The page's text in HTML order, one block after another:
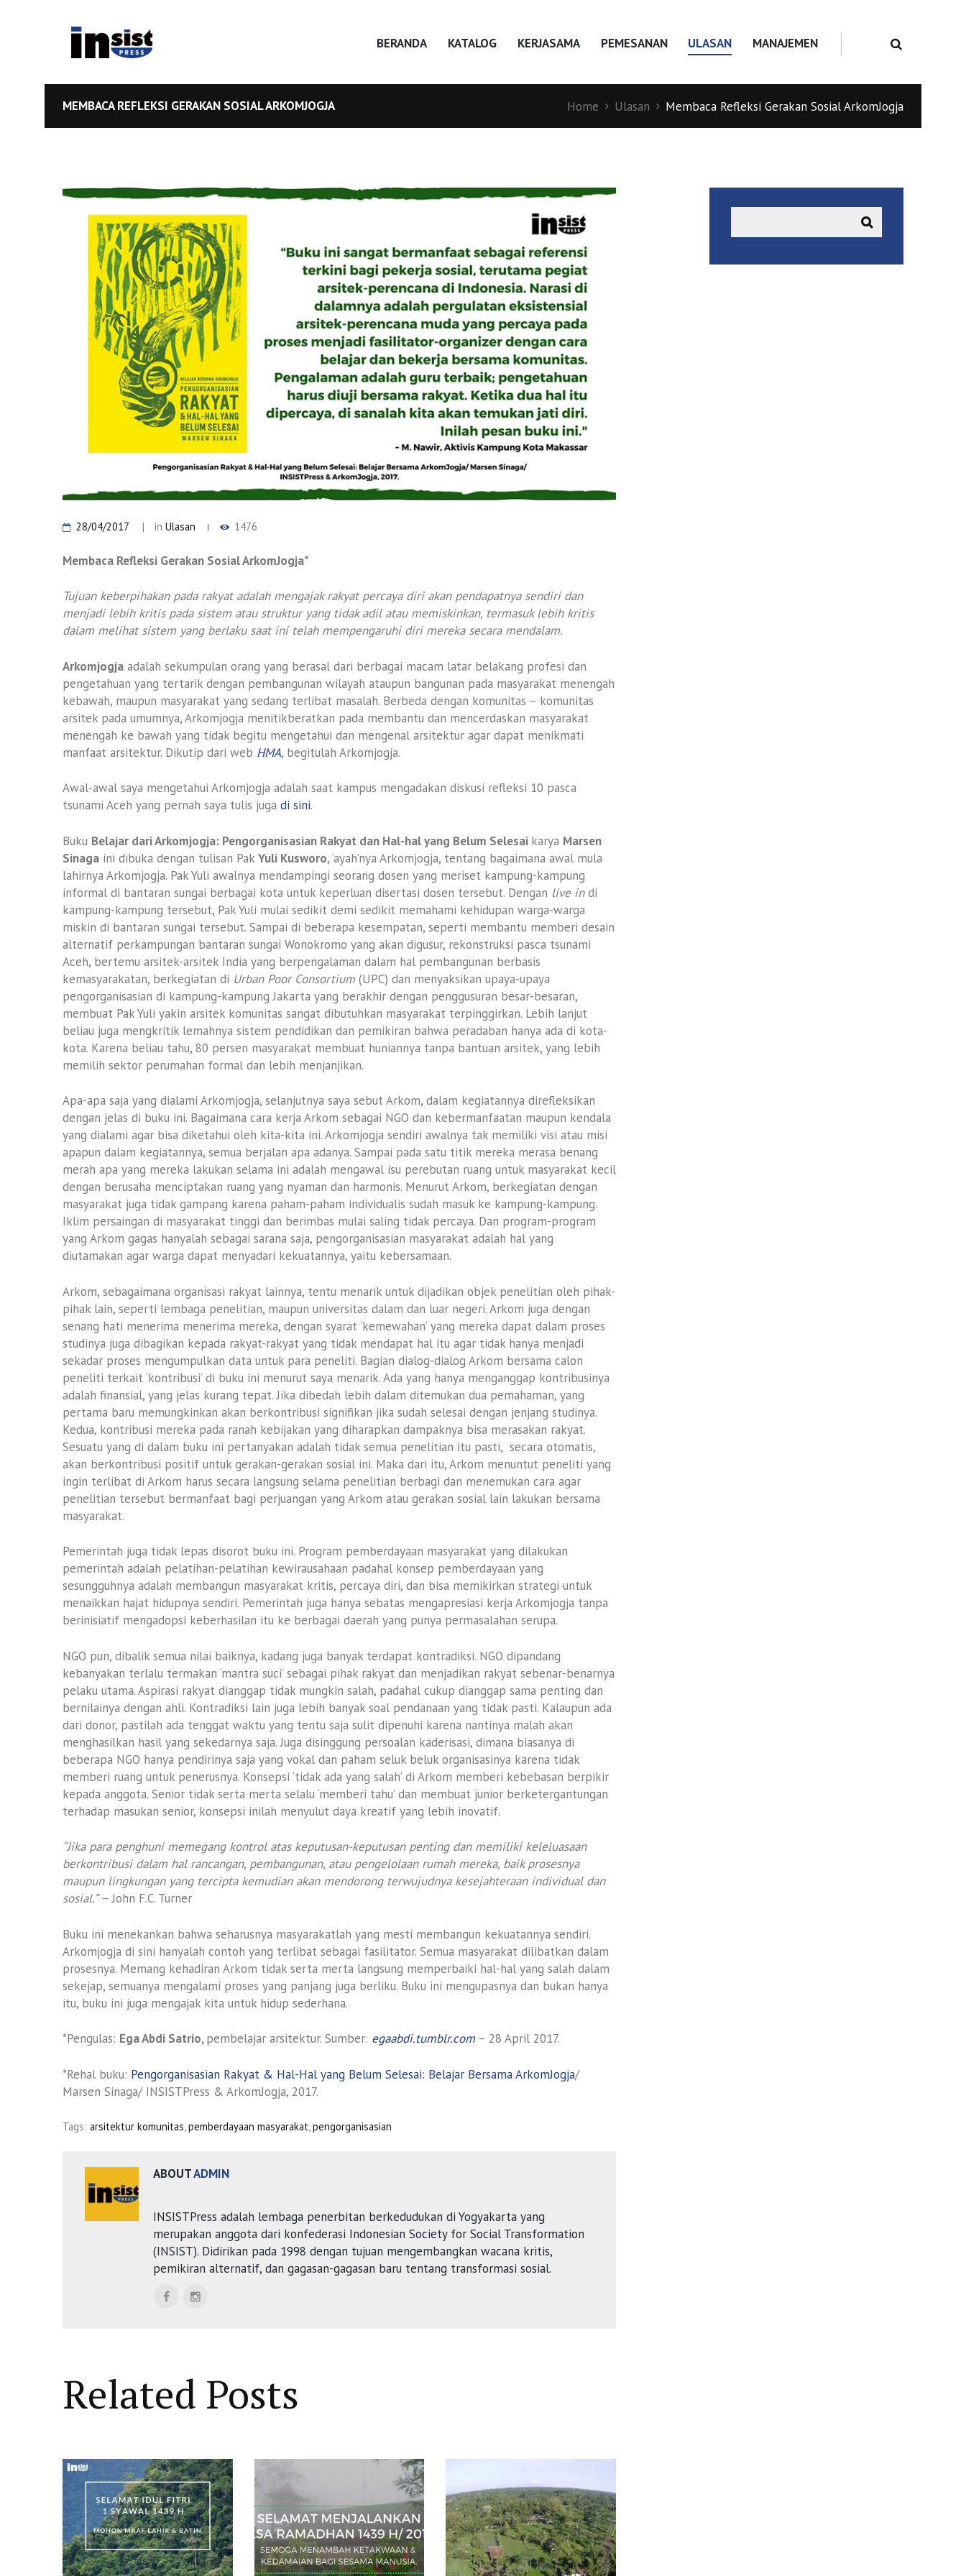
BERANDA KATALOG KERJASAMA PEMESANAN ULASAN MANAJEMEN
MEMBACA REFLEKSI GERAKAN SOSIAL ARKOMJOGJA Home Ulasan Membaca Refleksi Gerakan Sosial ArkomJogja
28/04/2017 inUlasan 1476
Membaca Refleksi Gerakan Sosial ArkomJogja*
Tujuan keberpihakan pada rakyat adalah mengajak rakyat percaya diri akan pendapatnya sendiri dan
menjadi lebih kritis pada sistem atau struktur yang tidak adil atau memiskinkan, termasuk lebih kritis
dalam melihat sistem yang berlaku saat ini telah mempengaruhi diri mereka secara mendalam.
Arkomjogja adalah sekumpulan orang yang berasal dari berbagai macam latar belakang profesi dan
pengetahuan yang tertarik dengan pembangunan wilayah ataupun bangunan pada masyarakat menengah
kebawah, maupun masyarakat yang sedang terlibat masalah. Berbeda dengan komunitas – komunitas
arsitek pada umumnya, Arkomjogja menitikberatkan pada membantu dan mencerdaskan masyarakat
menengah ke bawah yang tidak begitu mengetahui dan mengenal arsitektur agar dapat menikmati
manfaat arsitektur. Dikutip dari web HMA, begitulah Arkomjogja.
Awal-awal saya mengetahui Arkomjogja adalah saat kampus mengadakan diskusi refleksi 10 pasca
tsunami Aceh yang pernah saya tulis juga di sini.
Buku Belajar dari Arkomjogja: Pengorganisasian Rakyat dan Hal-hal yang Belum Selesai karya Marsen
Sinaga ini dibuka dengan tulisan Pak Yuli Kusworo, ‘ayah’nya Arkomjogja, tentang bagaimana awal mula
lahirnya Arkomjogja. Pak Yuli awalnya mendampingi seorang dosen yang meriset kampung-kampung
informal di bantaran sungai berbagai kota untuk keperluan disertasi dosen tersebut. Dengan live indi
kampung-kampung tersebut, Pak Yuli mulai sedikit demi sedikit memahami kehidupan warga-warga
miskin di bantaran sungai tersebut. Sampai di beberapa kesempatan, seperti membantu memberi desain
alternatif perkampungan bantaran sungai Wonokromo yang akan digusur, rekonstruksi pasca tsunami
Aceh, bertemu arsitek-arsitek India yang berpengalaman dalam hal pembangunan berbasis
kemasyarakatan, berkegiatan di Urban Poor Consortium (UPC) dan menyaksikan upaya-upaya
pengorganisasian di kampung-kampung Jakarta yang berakhir dengan penggusuran besar-besaran,
membuat Pak Yuli yakin arsitek komunitas sangat dibutuhkan masyarakat terpinggirkan. Lebih lanjut
beliau juga mengkritik lemahnya sistem pendidikan dan pemikiran bahwa peradaban hanya ada di kota-
kota. Karena beliau tahu, 80 persen masyarakat membuat huniannya tanpa bantuan arsitek, yang lebih
memilih sektor perumahan formal dan lebih menjanjikan.
Apa-apa saja yang dialami Arkomjogja, selanjutnya saya sebut Arkom, dalam kegiatannya direfleksikan
dengan jelas di buku ini. Bagaimana cara kerja Arkom sebagai NGO dan kebermanfaatan maupun kendala
yang dialami agar bisa diketahui oleh kita-kita ini. Arkomjogja sendiri awalnya tak memiliki visi atau misi
apapun dalam kegiatannya, semua berjalan apa adanya. Sampai pada satu titik mereka merasa benang
merah apa yang mereka lakukan selama ini adalah mengawal isu perebutan ruang untuk masyarakat kecil
dengan berusaha menciptakan ruang yang nyaman dan harmonis. Menurut Arkom, berkegiatan dengan
masyarakat juga tidak gampang karena paham-paham individualis sudah masuk ke kampung-kampung.
Iklim persaingan di masyarakat tinggi dan berimbas mulai saling tidak percaya. Dan program-program
yang Arkom gagas hanyalah sebagai sarana saja, pengorganisasian masyarakat adalah hal yang
diutamakan agar warga dapat menyadari kekuatannya, yaitu kebersamaan.
Arkom, sebagaimana organisasi rakyat lainnya, tentu menarik untuk dijadikan objek penelitian oleh pihak-
pihak lain, seperti lembaga penelitian, maupun universitas dalam dan luar negeri. Arkom juga dengan
senang hati menerima menerima mereka, dengan syarat ‘kemewahan’ yang mereka dapat dalam proses
studinya juga dibagikan kepada rakyat-rakyat yang tidak mendapat hal itu agar tidak hanya menjadi
sekadar proses mengumpulkan data untuk para peneliti. Bagian dialog-dialog Arkom bersama calon
peneliti terkait ‘kontribusi’ di buku ini menurut saya menarik. Ada yang hanya menganggap kontribusinya
adalah finansial, yang jelas kurang tepat. Jika dibedah lebih dalam ditemukan dua pemahaman, yang
pertama baru memungkinkan akan berkontribusi signifikan jika sudah selesai dengan jenjang studinya.
Kedua, kontribusi mereka pada ranah kebijakan yang diharapkan dampaknya bisa merasakan rakyat.
Sesuatu yang di dalam buku ini pertanyakan adalah tidak semua penelitian itu pasti, secara otomatis,
akan berkontribusi positif untuk gerakan-gerakan sosial ini. Maka dari itu, Arkom menuntut peneliti yang
ingin terlibat di Arkom harus secara langsung selama penelitian berbagi dan menemukan cara agar
penelitian tersebut bermanfaat bagi perjuangan yang Arkom atau gerakan sosial lain lakukan bersama
masyarakat.
Pemerintah juga tidak lepas disorot buku ini. Program pemberdayaan masyarakat yang dilakukan
pemerintah adalah pelatihan-pelatihan kewirausahaan padahal konsep pemberdayaan yang
sesungguhnya adalah membangun masyarakat kritis, percaya diri, dan bisa memikirkan strategi untuk
menaikkan hajat hidupnya sendiri. Pemerintah juga hanya sebatas mengapresiasi kerja Arkomjogja tanpa
berinisiatif mengadopsi keberhasilan itu ke berbagai daerah yang punya permasalahan serupa.
NGO pun, dibalik semua nilai baiknya, kadang juga banyak terdapat kontradiksi. NGO dipandang
kebanyakan terlalu termakan ‘mantra suci’ sebagai pihak rakyat dan menjadikan rakyat sebenar-benarnya
pelaku utama. Aspirasi rakyat dianggap tidak mungkin salah, padahal cukup dianggap sama penting dan
bernilainya dengan ahli. Kontradiksi lain juga lebih banyak soal pendanaan yang tidak pasti. Kalaupun ada
dari donor, pastilah ada tenggat waktu yang tentu saja sulit dipenuhi karena nantinya malah akan
menghasilkan hasil yang sekedarnya saja. Juga disinggung persoalan kaderisasi, dimana biasanya di
beberapa NGO hanya pendirinya saja yang vokal dan paham seluk beluk organisasinya karena tidak
memberi ruang untuk penerusnya. Konsepsi ‘tidak ada yang salah’ di Arkom memberi kebebasan berpikir
kepada anggota. Senior tidak serta merta selalu ‘memberi tahu’ dan membuat junior berketergantungan
terhadap masukan senior, konsepsi inilah menyulut daya kreatif yang lebih inovatif.
“Jika para penghuni memegang kontrol atas keputusan-keputusan penting dan memiliki keleluasaan
berkontribusi dalam hal rancangan, pembangunan, atau pengelolaan rumah mereka, baik prosesnya
maupun lingkungan yang tercipta kemudian akan mendorong terwujudnya kesejahteraan individual dan
sosial.”– John F.C. Turner
Buku ini menekankan bahwa seharusnya masyarakatlah yang mesti membangun kekuatannya sendiri.
Arkomjogja di sini hanyalah contoh yang terlibat sebagai fasilitator. Semua masyarakat dilibatkan dalam
prosesnya. Memang kehadiran Arkom tidak serta merta langsung memperbaiki hal-hal yang salah dalam
sekejap, semuanya mengalami proses yang panjang juga berliku. Buku ini mengupasnya dan bukan hanya
itu, buku ini juga mengajak kita untuk hidup sederhana.
*Pengulas: Ega Abdi Satrio,pembelajar arsitektur. Sumber: egaabdi.tumblr.com– 28 April 2017.
*Rehal buku: Pengorganisasian Rakyat & Hal-Hal yang Belum Selesai: Belajar Bersama ArkomJogja/
Marsen Sinaga/ INSISTPress & ArkomJogja, 2017.
Tags: arsitektur komunitas,pemberdayaan masyarakat,pengorganisasian
ABOUTADMIN
INSISTPress adalah lembaga penerbitan berkedudukan di Yogyakarta yang
merupakan anggota dari konfederasi Indonesian Society for Social Transformation
(INSIST). Didirikan pada 1998 dengan tujuan mengembangkan wacana kritis,
pemikiran alternatif, dan gagasan-gagasan baru tentang transformasi sosial.
Related Posts